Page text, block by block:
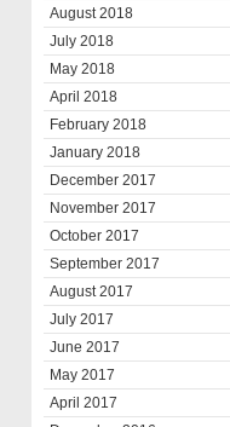
August 2018
July 2018
May 2018
April 2018
February 2018
January 2018
December 2017
November 2017
October 2017
September 2017
August 2017
July 2017
June 2017
May 2017
April 2017